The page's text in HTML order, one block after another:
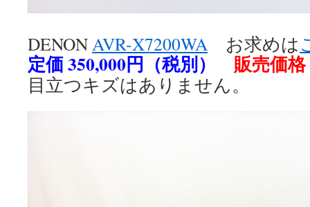
DENONAVR-X7200WA お求めは
定価 350,000円（税別） 販売価
目立つキズはありません。